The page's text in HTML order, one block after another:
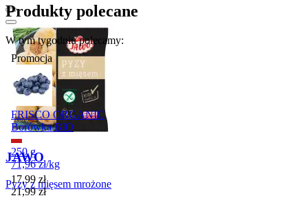
Produkty polecane
W tym tygodniu polecamy:
Promocja
FRISCO ORGANIC
Borówka BIO
250 g
71,96 zł/kg
Cena promocyjna
17,99 zł
21,99 zł
JAWO
Pyzy z mięsem mrożone